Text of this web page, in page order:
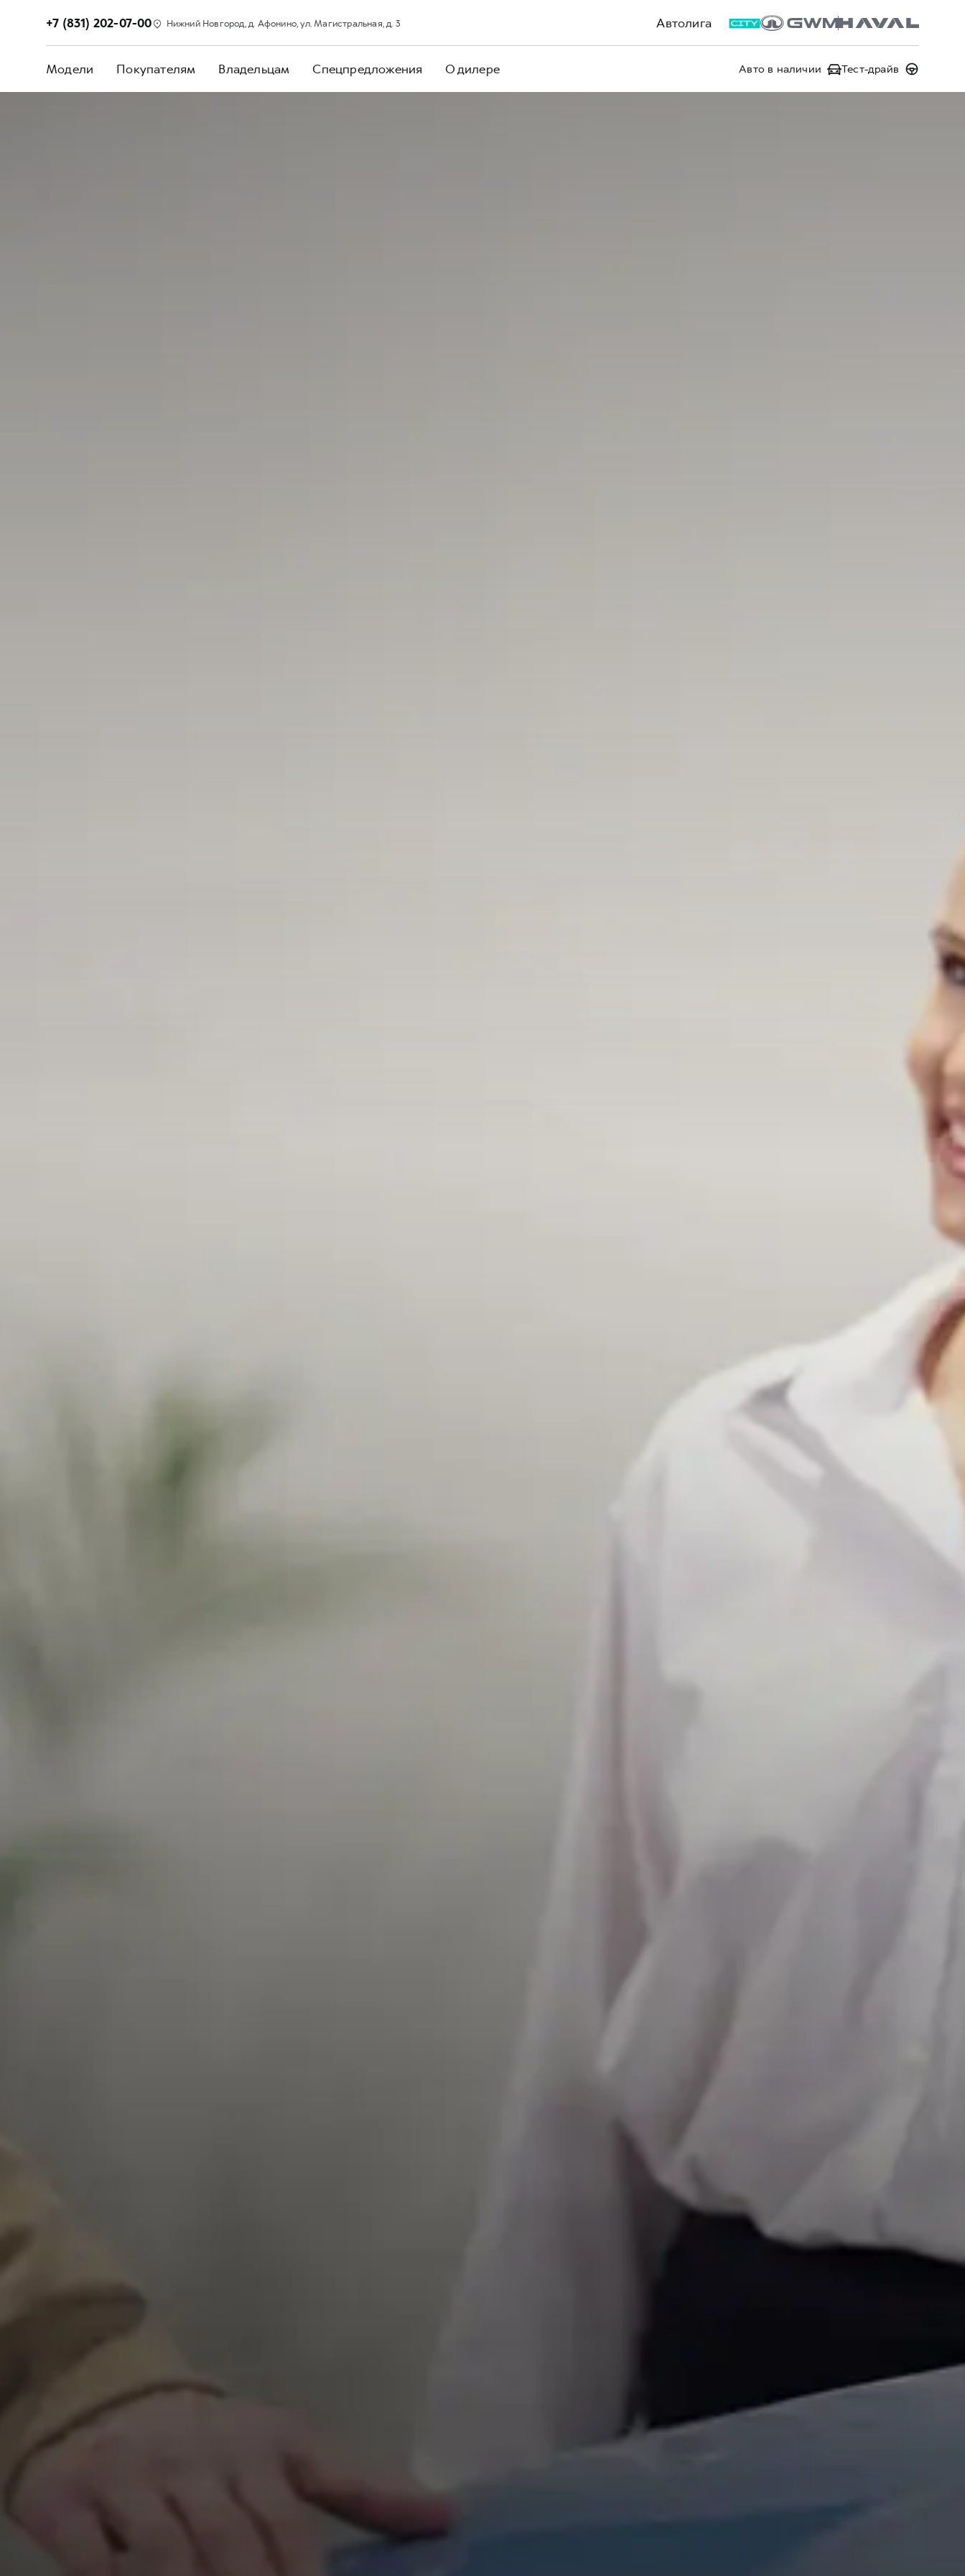
Автолига
+7 (831) 202-07-00 Нижний Новгород, д. Афонино, ул. Магистральная, д. 3
Модели Покупателям Владельцам Спецпредложения О дилере Авто в наличии Тест-драйв